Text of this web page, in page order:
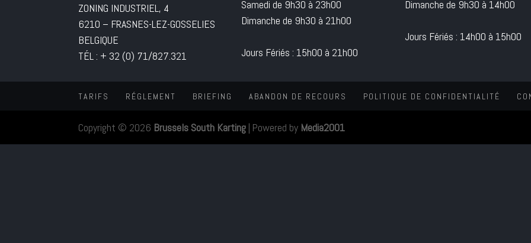
ZONING INDUSTRIEL, 4
6210 – FRASNES-LEZ-GOSSELIES
BELGIQUE
TÉL : + 32 (0) 71/827.321
Samedi de 9h30 à 23h00
Dimanche de 9h30 à 21h00
Jours Fériés : 15h00 à 21h00
Dimanche de 9h30 à 14h00
Jours Fériés : 14h00 à 15h00
TARIFS RÉGLEMENT BRIEFING ABANDON DE RECOURS POLITIQUE DE CONFIDENTIALITÉ
Copyright © 2026 Brussels South Karting | Powered by Media2001